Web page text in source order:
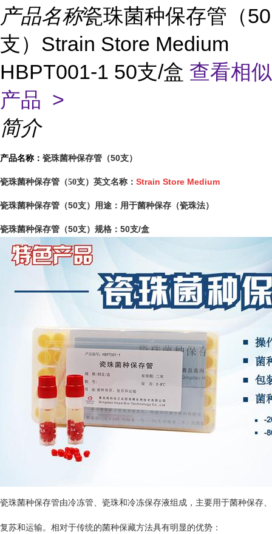
产品名称瓷珠菌种保存管（50
支）Strain Store Medium
HBPT001-1 50支/盒 查看相似
产品 >
简介
产品名称： 瓷珠菌种保存管（50支）
瓷珠菌种保存管（50支）英文名称： Strain Store Medium
瓷珠菌种保存管（50支） 用途： 用于菌种保存（瓷珠法）
瓷珠菌种保存管（50支） 规格： 50支/盒
瓷珠菌种保存管由冷冻管、瓷珠和冷冻保存液组成，主要用于菌种保存、
复苏和运输。相对于传统的菌种保藏方法具有明显的优势：